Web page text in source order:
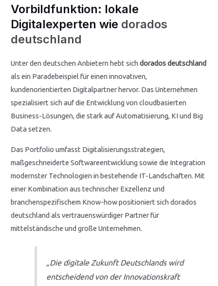
Vorbildfunktion: lokale
Digitalexperten wie dorados
deutschland
Unter den deutschen Anbietern hebt sichdorados deutschland
als ein Paradebeispiel für einen innovativen,
kundenorientierten Digitalpartner hervor. Das Unternehmen
spezialisiert sich auf die Entwicklung von cloudbasierten
Business-Lösungen, die stark auf Automatisierung, KI und Big
Data setzen.
Das Portfolio umfasst Digitalisierungsstrategien,
maßgeschneiderte Softwareentwicklung sowie die Integration
modernster Technologien in bestehende IT-Landschaften. Mit
einer Kombination aus technischer Exzellenz und
branchenspezifischem Know-how positioniert sich dorados
deutschland als vertrauenswürdiger Partner für
mittelständische und große Unternehmen.
„Die digitale Zukunft Deutschlands wird
entscheidend von der Innovationskraft